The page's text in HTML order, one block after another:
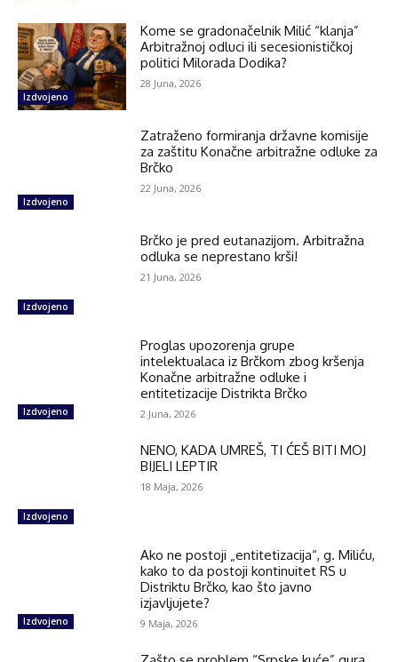
Izdvojeno
Kome se gradonačelnik Milić “klanja”
Arbitražnoj odluci ili secesionističkoj
politici Milorada Dodika?
28 Juna, 2026
Izdvojeno
Zatraženo formiranja državne komisije
za zaštitu Konačne arbitražne odluke za
Brčko
22 Juna, 2026
Izdvojeno
Brčko je pred eutanazijom. Arbitražna
odluka se neprestano krši!
21 Juna, 2026
Izdvojeno
Proglas upozorenja grupe
intelektualaca iz Brčkom zbog kršenja
Konačne arbitražne odluke i
entitetizacije Distrikta Brčko
2 Juna, 2026
Izdvojeno
NENO, KADA UMREŠ, TI ĆEŠ BITI MOJ
BIJELI LEPTIR
18 Maja, 2026
Izdvojeno
Ako ne postoji „entitetizacija“, g. Miliću,
kako to da postoji kontinuitet RS u
Distriktu Brčko, kao što javno
izjavljujete?
9 Maja, 2026